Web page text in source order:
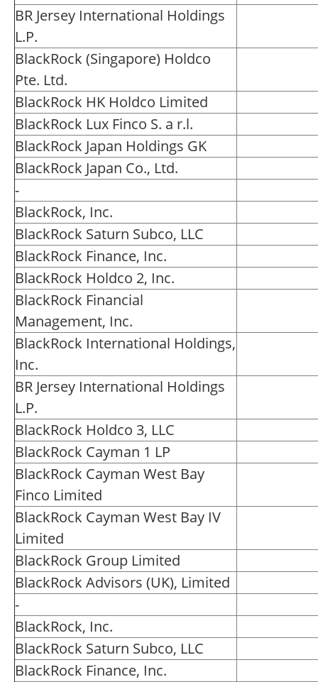
BR Jersey International Holdings
L.P.
BlackRock (Singapore) Holdco
Pte. Ltd.
BlackRock HK Holdco Limited
BlackRock Lux Finco S. a r.l.
BlackRock Japan Holdings GK
BlackRock Japan Co., Ltd.
-
BlackRock, Inc.
BlackRock Saturn Subco, LLC
BlackRock Finance, Inc.
BlackRock Holdco 2, Inc.
BlackRock Financial
Management, Inc.
BlackRock International Holdings,
Inc.
BR Jersey International Holdings
L.P.
BlackRock Holdco 3, LLC
BlackRock Cayman 1 LP
BlackRock Cayman West Bay
Finco Limited
BlackRock Cayman West Bay IV
Limited
BlackRock Group Limited
BlackRock Advisors (UK), Limited
-
BlackRock, Inc.
BlackRock Saturn Subco, LLC
BlackRock Finance, Inc.